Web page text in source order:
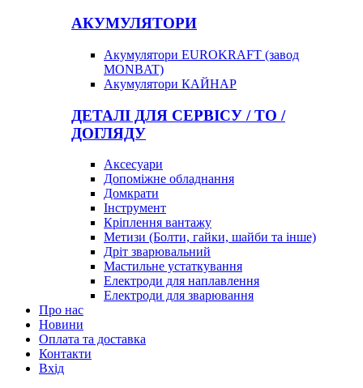
АКУМУЛЯТОРИ
Акумулятори EUROKRAFT (завод
MONBAT)
Акумулятори КАЙНАР
ДЕТАЛІ ДЛЯ СЕРВІСУ / ТО /
ДОГЛЯДУ
Аксесуари
Допоміжне обладнання
Домкрати
Інструмент
Кріплення вантажу
Метизи (Болти, гайки, шайби та інше)
Дріт зварювальний
Мастильне устаткування
Електроди для наплавлення
Електроди для зварювання
Про нас
Новини
Оплата та доставка
Контакти
Вхiд